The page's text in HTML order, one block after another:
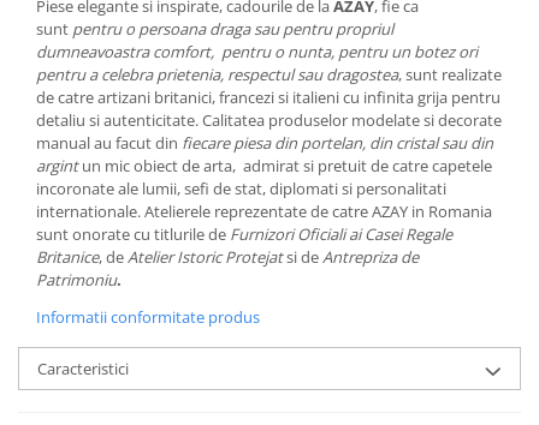
FLOWER FESTIVAL BLUE
FLOWER FESTIVAL RED
LOVE BIRDS
CHIQUE VERDE
CHIQUE ROZ
CHIQUE STRIPES VERDE
Renaissance Grey
Royal White
CHIQUE STRIPES GALBEN
CHIQUE GALBEN
Piese elegante si inspirate, cadourile de laAZAY, fie ca
sunt pentru o persoana draga sau pentru propriul
dumneavoastra comfort, pentru o nunta, pentru un botez ori
pentru a celebra prietenia, respectul sau dragostea, sunt realizate
de catre artizani britanici, francezi si italieni cu infinita grija pentru
detaliu si autenticitate. Calitatea produselor modelate si decorate
manual au facut din fiecare piesa din portelan, din cristal sau din
argintun mic obiect de arta, admirat si pretuit de catre capetele
incoronate ale lumii, sefi de stat, diplomati si personalitati
internationale. Atelierele reprezentate de catre AZAY in Romania
sunt onorate cu titlurile de Furnizori Oficiali ai Casei Regale
Britanice, deAtelier Istoric Protejatsi deAntrepriza de
Patrimoniu.
Informatii conformitate produs
Caracteristici